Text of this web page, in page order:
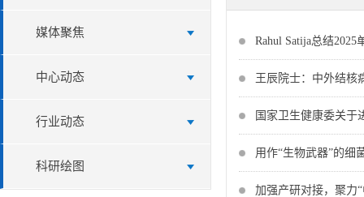
媒体聚焦
中心动态
行业动态
科研绘图
Rahul Satija总结2025
王辰院士：中外结
国家卫生健康委关于
用作“生物武器”的细
加强产研对接，聚力